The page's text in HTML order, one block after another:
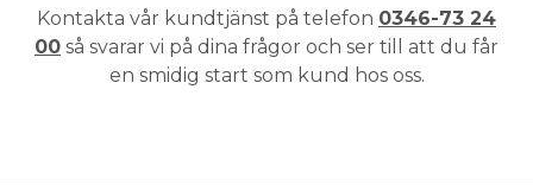
Kontakta vår kundtjänst på telefon 0346-73 24
00 så svarar vi på dina frågor och ser till att du får
en smidig start som kund hos oss.